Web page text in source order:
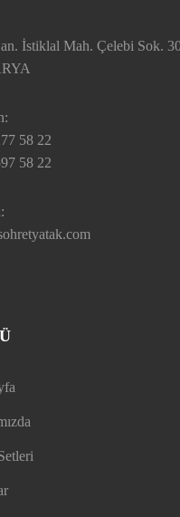
İstiklal Mah. Çelebi Sok.
58 22
58 22